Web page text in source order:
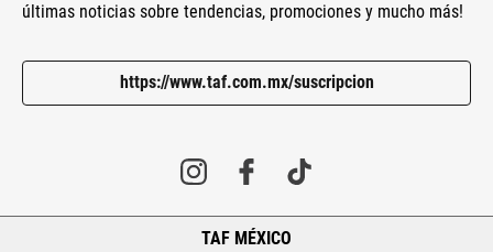
últimas noticias sobre tendencias, promociones y mucho más!
https://www.taf.com.mx/suscripcion
TAF MÉXICO